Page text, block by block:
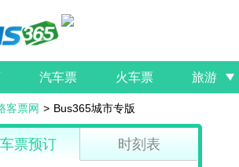
汽车票 火车票 旅游
客票网 > Bus365城市专版
票预订 时刻表